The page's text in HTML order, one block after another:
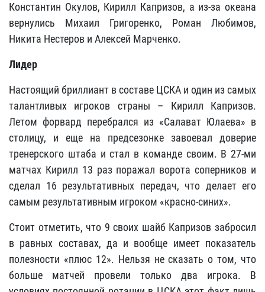
Константин Окулов, Кирилл Капризов, а из-за океана
вернулись Михаил Григоренко, Роман Любимов,
Никита Нестеров и Алексей Марченко.
Лидер
Настоящий бриллиант в составе ЦСКА и один из самых
талантливых игроков страны – Кирилл Капризов.
Летом форвард перебрался из «Салават Юлаева» в
столицу, и еще на предсезонке завоевал доверие
тренерского штаба и стал в команде своим. В 27-ми
матчах Кирилл 13 раз поражал ворота соперников и
сделал 16 результативных передач, что делает его
самым результативным игроком «красно-синих».
Стоит отметить, что 9 своих шайб Капризов забросил
в равных составах, да и вообще имеет показатель
полезности «плюс 12». Нельзя не сказать о том, что
больше матчей провели только два игрока. В